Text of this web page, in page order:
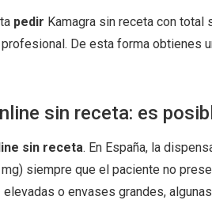
pedir Kamagra sin receta con total
De esta forma obtienes
sin receta: es
sin receta. En España, la
siempre que el paciente no
o envases grandes,